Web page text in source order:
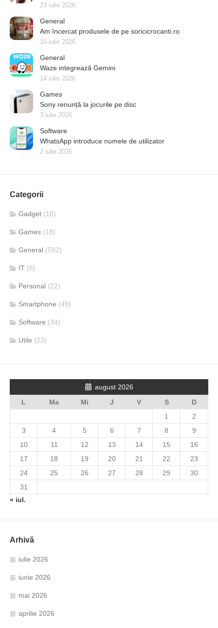
23 iulie 2026
General
Am încercat produsele de pe soricicrocanti.ro
15 iulie 2026
General
Waze integrează Gemini
14 iulie 2026
Games
Sony renunță la jocurile pe disc
3 iulie 2026
Software
WhatsApp introduce numele de utilizator
2 iulie 2026
Categorii
Gadget (16)
Games (18)
General (592)
IT (8)
Personal (22)
Smartphone (49)
Software (34)
Utile (23)
august 2026
L
Ma Mi J V S
D
1
2
3
4 5 6 7 8
9
10
11 12 13 14 15
16
17
18 19 20 21 22
23
24
25 26 27 28 29
30
31
« iul.
Arhivă
iulie 2026
iunie 2026
mai 2026
aprilie 2026